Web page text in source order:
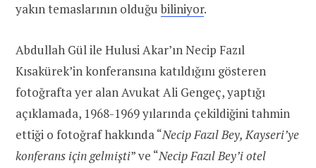
yakın temaslarının olduğubiliniyor.
Abdullah Gül ile Hulusi Akar’ın Necip Fazıl
Kısakürek’in konferansına katıldığını gösteren
fotoğrafta yer alan Avukat Ali Gengeç, yaptığı
açıklamada, 1968-1969 yılarında çekildiğini tahmin
ettiği o fotoğraf hakkında “Necip Fazıl Bey, Kayseri’ye
konferans için gelmişti” ve “Necip Fazıl Bey’i otel